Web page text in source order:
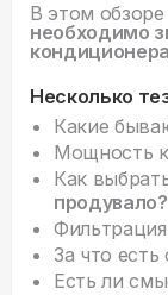
В этом
необходимо
Несколько
Какие
Мощность
Как
продувало?
За что
Есть ли